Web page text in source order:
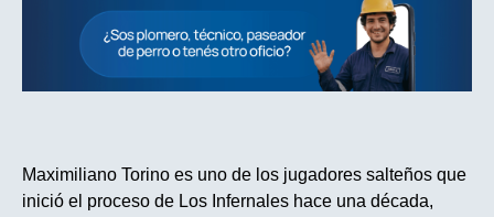
Maximiliano Torino es uno de los jugadores salteños que
inició el proceso de Los Infernales hace una década,